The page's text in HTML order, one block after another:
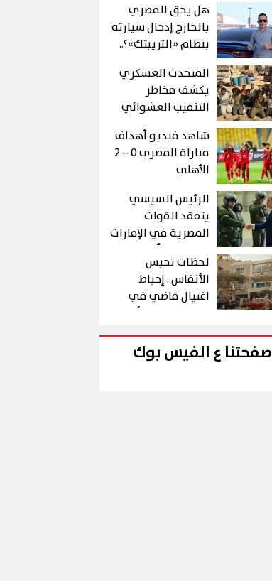
هل يحق للمصري
بالخارج إدخال سيارته
بنظام «التريبتك»؟..
المتحدث العسكري
يكشف مخاطر
التنقيب العشوائي
عن الذهب في "درع
الجنوب"
شاهد فيديو أهداف
مباراة المصري 0 – 2
الأهلي
الرئيس السيسي
يتفقد القوات
المصرية في الإمارات
خلال زيارة أخوية
لحظات تحبس
الأنفاس.. إحباط
اغتيال قاضي في
الحلقة 10 من رأس
صفحتنا ع الفيس بوك